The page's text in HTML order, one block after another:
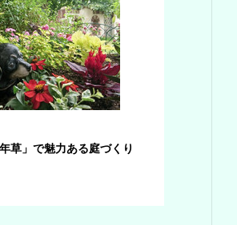
草」で魅力ある庭づくり